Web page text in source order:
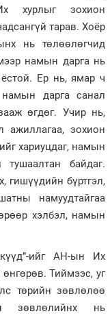
хурлыг зохион
тарав. Хоёр
нь төлөөлөгчид
намын дарга нь
ёстой. Ер нь, ямар ч
дарга санал
өгдөг. Учир нь,
зохион
хариуцдаг, намын
байдаг.
гишүүдийн бүртгэл,
намуудтайгаа
хэлбэл, намын
ийг АН-ын Их
Тиймээс, уг
төрийн зөвлөлөө
зөвлөлийнх нь